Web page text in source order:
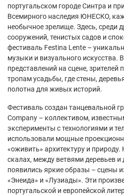
португальском городе Синтра и
Всемирного наследия ЮНЕСКО,
необычное зрелище. Здесь, среди
сооружений, тенистых садов и
фестиваль Festina Lente –
музыки и визуального искусства.
представлений на сцене,
тропам усадьбы, где стены,
полотна для живых историй.
Фестиваль создан танцевальной
Company – коллективом,
эксперименты с технологиями и
использовали мощные
«оживить» архитектуру и
скалах, между ветвями деревьев
появились яркие образы – сцены
«Энеида» и «Лузиады». Эти
португальской и европейской